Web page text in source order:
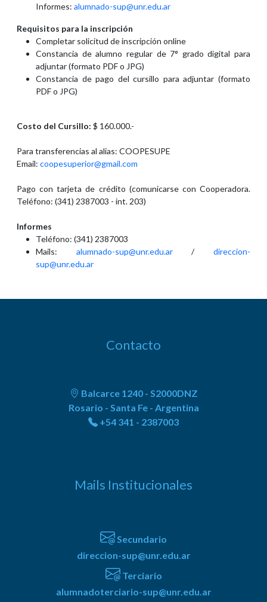
Informes: alumnado-sup@unr.edu.ar
Requisitos para la inscripción
Completar solicitud de inscripción online
Constancia de alumno regular de 7° grado digital para
adjuntar (formato PDF o JPG)
Constancia de pago del cursillo para adjuntar (formato
PDF o JPG)
Costo del Cursillo: $ 160.000.-
Para transferencias al alias: COOPESUPE
Email: coopesuperior@gmail.com
Pago con tarjeta de crédito (comunicarse con Cooperadora.
Teléfono: (341) 2387003 - int. 203)
Informes
Teléfono: (341) 2387003
Mails: alumnado-sup@unr.edu.ar/direccion-
sup@unr.edu.ar
Contacto
Balcarce 1240 - S2000DNZ
Rosario - Santa Fe - Argentina
+54 341 - 2387003
Mails Institucionales
Secundario
direccion-sup@unr.edu.ar
Terciario
alumnadoterciario-sup@unr.edu.ar